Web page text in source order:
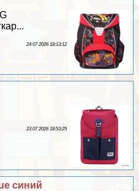
24 07 2026 18:13:12
23 07 2026 18:53:25
синий